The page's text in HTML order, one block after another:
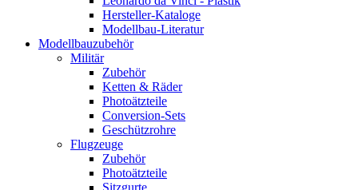
Hersteller-Kataloge
Modellbau-Literatur
Modellbauzubehör
Militär
Zubehör
Ketten & Räder
Photoätzteile
Conversion-Sets
Geschützrohre
Flugzeuge
Zubehör
Photoätzteile
Sitzgurte